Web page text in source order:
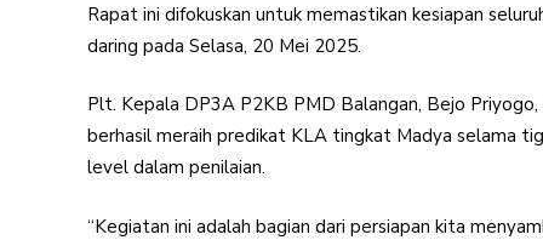
Rapat ini difokuskan untuk memastikan kesiapan
daring pada Selasa, 20 Mei 2025.
Plt. Kepala DP3A P2KB PMD Balangan, Bejo
berhasil meraih predikat KLA tingkat Madya selama
level dalam penilaian.
“Kegiatan ini adalah bagian dari persiapan kita